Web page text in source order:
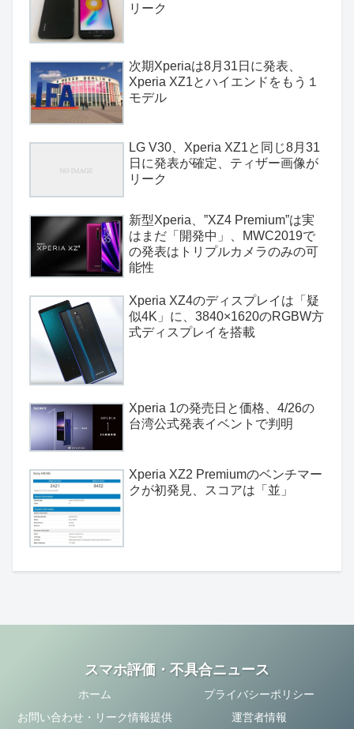
リーク
次期Xperiaは8月31日に発表、
Xperia XZ1とハイエンドをもう１
モデル
LG V30、Xperia XZ1と同じ8月31
日に発表が確定、ティザー画像が
リーク
新型Xperia、”XZ4 Premium”は実
はまだ「開発中」、MWC2019で
の発表はトリプルカメラのみの可
能性
Xperia XZ4のディスプレイは「疑
似4K」に、3840×1620のRGBW方
式ディスプレイを搭載
Xperia 1の発売日と価格、4/26の
台湾公式発表イベントで判明
Xperia XZ2 Premiumのベンチマー
クが初発見、スコアは「並」
スマホ評価・不具合ニュース
ホーム
プライバシーポリシー
お問い合わせ・リーク情報提供
運営者情報